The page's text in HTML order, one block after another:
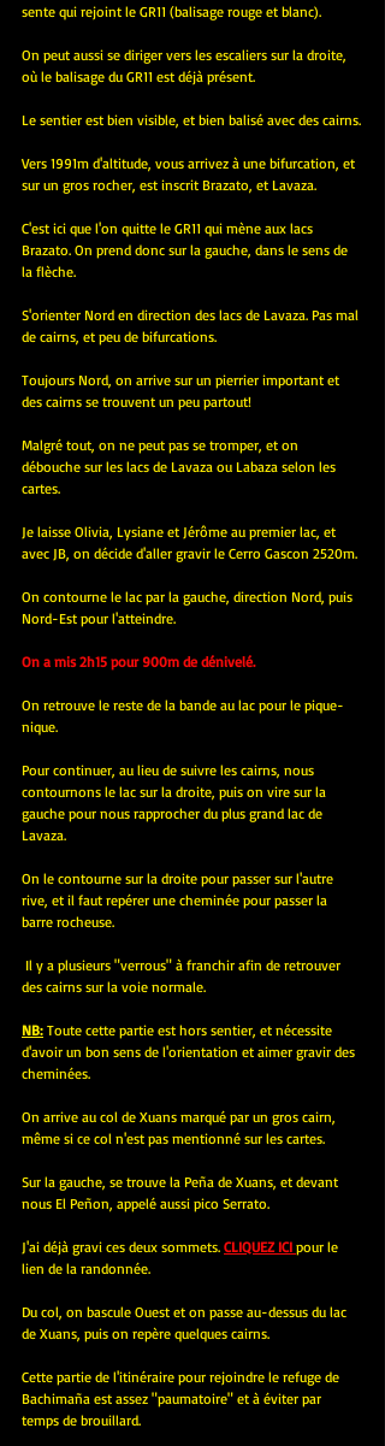
sente qui rejoint le GR11 (balisage rouge et blanc).
On peut aussi se diriger vers les escaliers sur la droite,
où le balisage du GR11 est déjà présent.
Le sentier est bien visible, et bien balisé avec des cairns.
Vers 1991m d'altitude, vous arrivez à une bifurcation, et
sur un gros rocher, est inscrit Brazato, et Lavaza.
C'est ici que l'on quitte le GR11 qui mène aux lacs
Brazato. On prend donc sur la gauche, dans le sens de
la flèche.
S'orienter Nord en direction des lacs de Lavaza. Pas mal
de cairns, et peu de bifurcations.
Toujours Nord, on arrive sur un pierrier important et
des cairns se trouvent un peu partout!
Malgré tout, on ne peut pas se tromper, et on
débouche sur les lacs de Lavaza ou Labaza selon les
cartes.
Je laisse Olivia, Lysiane et Jérôme au premier lac, et
avec JB, on décide d'aller gravir le Cerro Gascon 2520m.
On contourne le lac par la gauche, direction Nord, puis
Nord-Est pour l'atteindre.
On a mis 2h15 pour 900m de dénivelé.
On retrouve le reste de la bande au lac pour le pique-
nique.
Pour continuer, au lieu de suivre les cairns, nous
contournons le lac sur la droite, puis on vire sur la
gauche pour nous rapprocher du plus grand lac de
Lavaza.
On le contourne sur la droite pour passer sur l'autre
rive, et il faut repérer une cheminée pour passer la
barre rocheuse.
des cairns sur la voie normale.
NB: Toute cette partie est hors sentier, et nécessite
d'avoir un bon sens de l'orientation et aimer gravir des
cheminées.
On arrive au col de Xuans marqué par un gros cairn,
même si ce col n'est pas mentionné sur les cartes.
Sur la gauche, se trouve la Peña de Xuans, et devant
nous El Peñon, appelé aussi pico Serrato.
J'ai déjà gravi ces deux sommets. CLIQUEZ ICI pour le
lien de la randonnée.
Du col, on bascule Ouest et on passe au-dessus du lac
de Xuans, puis on repère quelques cairns.
Cette partie de l'itinéraire pour rejoindre le refuge de
Bachimaña est assez "paumatoire" et à éviter par
temps de brouillard.